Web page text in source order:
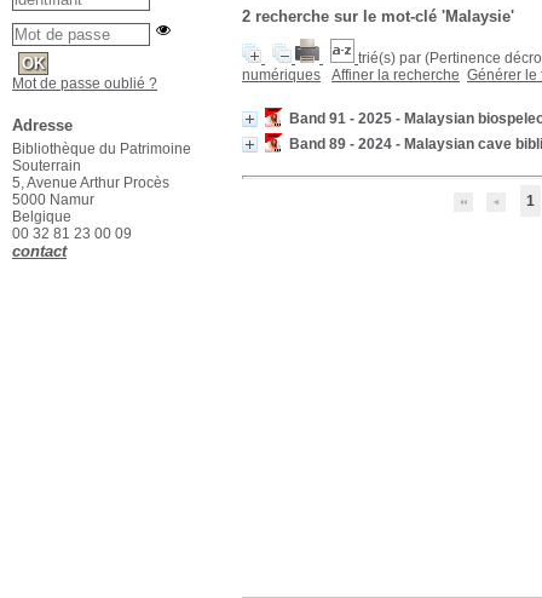
2 recherche sur le mot-clé 'Malaysie'
trié(s) par (Pertinence
numériques
Affiner la recherche Générer le
Band 91 - 2025 - Malaysian
Band 89 - 2024 - Malaysian cave
1
Mot de passe oublié ?
Adresse
Bibliothèque du Patrimoine
Souterrain
5, Avenue Arthur Procès
5000 Namur
Belgique
00 32 81 23 00 09
contact